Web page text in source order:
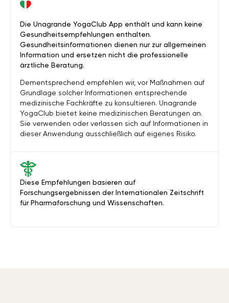
Diese Empfehlungen basieren auf
Forschungsergebnissen der Internationalen Zeitschrift
für Pharmaforschung und Wissenschaften.
Die Unagrande YogaClub App enthält und kann keine
Gesundheitsempfehlungen enthalten.
Gesundheitsinformationen dienen nur zur allgemeinen
Information und ersetzen nicht die professionelle
ärztliche Beratung.
Dementsprechend empfehlen wir, vor Maßnahmen auf
Grundlage solcher Informationen entsprechende
medizinische Fachkräfte zu konsultieren. Unagrande
YogaClub bietet keine medizinischen Beratungen an.
Sie verwenden oder verlassen sich auf Informationen in
dieser Anwendung ausschließlich auf eigenes Risiko.